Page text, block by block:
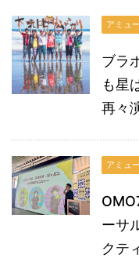
アミュ
ブラ
も星
再々
アミュ
ーサ
クテ